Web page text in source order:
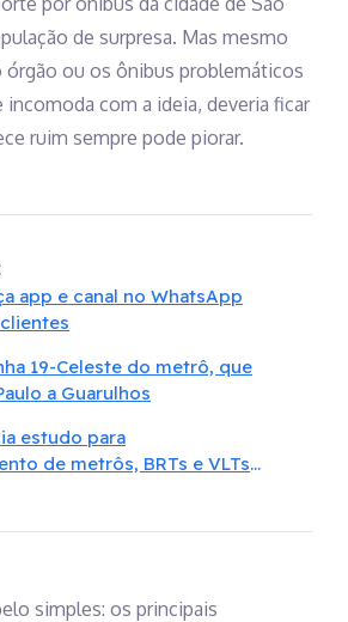
de surpresa. Mas mesmo
órgão ou os ônibus problemáticos
incomoda com a ideia, deveria ficar
ruim sempre pode piorar.
app e canal no WhatsApp
19-Celeste do metrô, que
a Guarulhos
estudo para
de metrôs, BRTs e VLTs
simples: os principais